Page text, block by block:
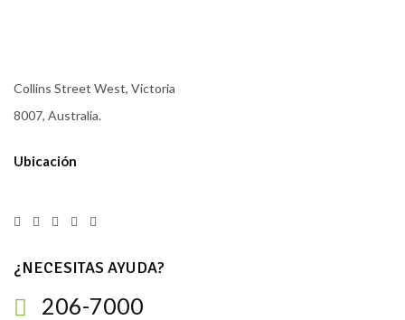
Collins Street West, Victoria
8007, Australia.
Ubicación
¿NECESITAS AYUDA?
206-7000